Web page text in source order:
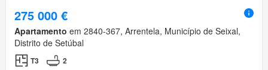
275 000 €
Apartamento em 2840-367, Arrentela, Município de Seixal,
Distrito de Setúbal
T3
2